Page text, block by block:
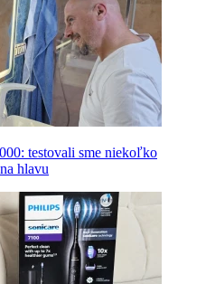
testovali sme niekoľko
hlavu